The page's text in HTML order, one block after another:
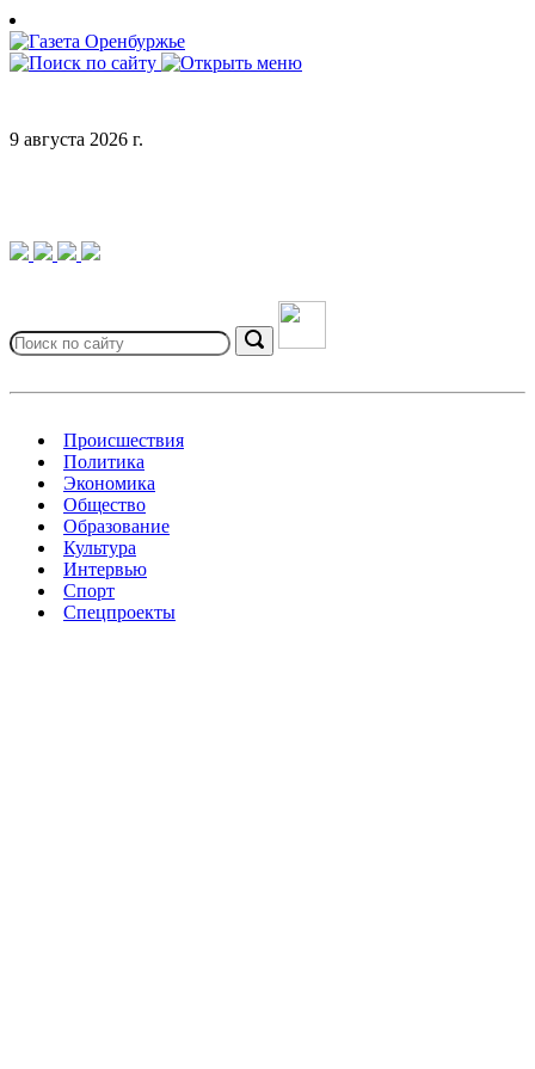
Skip
to
content
9 августа 2026 г.
for:
Search
Происшествия
Политика
Экономика
Общество
Образование
Культура
Интервью
Спорт
Спецпроекты